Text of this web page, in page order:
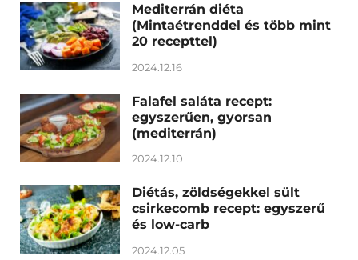
Mediterrán diéta
(Mintaétrenddel és több mint
20 recepttel)
2024.12.16
Falafel saláta recept:
egyszerűen, gyorsan
(mediterrán)
2024.12.10
Diétás, zöldségekkel sült
csirkecomb recept: egyszerű
és low-carb
2024.12.05